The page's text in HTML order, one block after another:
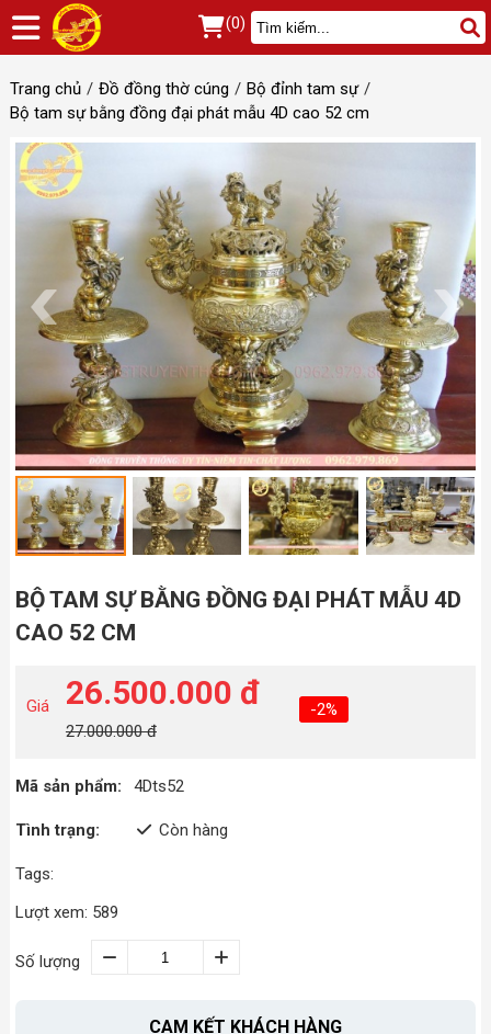
(0)
Trang chủ Đồ đồng thờ cúng
Bộ đỉnh tam sự
Bộ tam sự bằng đồng đại phát mẫu 4D cao 52 cm
BỘ TAM SỰ BẰNG ĐỒNG ĐẠI PHÁT MẪU 4D
CAO 52 CM
Giá 26.500.000 đ
27.000.000 đ
-2%
Mã sản phẩm: 4Dts52
Tình trạng: Còn hàng
Tags:
Lượt xem: 589
Số lượng
CAM KẾT KHÁCH HÀNG